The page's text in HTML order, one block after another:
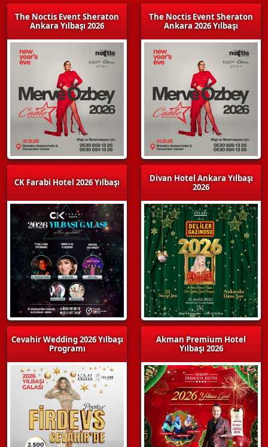
The Noctis Event Sheraton
Ankara Yılbaşı 2026
CK Farabi Hotel 2026 Yılbaşı
Cevahir Wedding 2026 Yılbaşı
Programı
The Noctis Event Sheraton
Ankara 2026 Yılbaşı
Divan Hotel Ankara Yılbaşı
2026
Akman Premium Hotel
Yılbaşı 2026